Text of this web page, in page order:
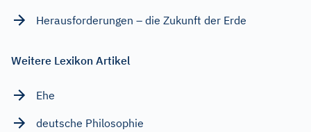
Herausforderungen – die Zukunft der Erde
Weitere Lexikon Artikel
Ehe
deutsche Philosophie